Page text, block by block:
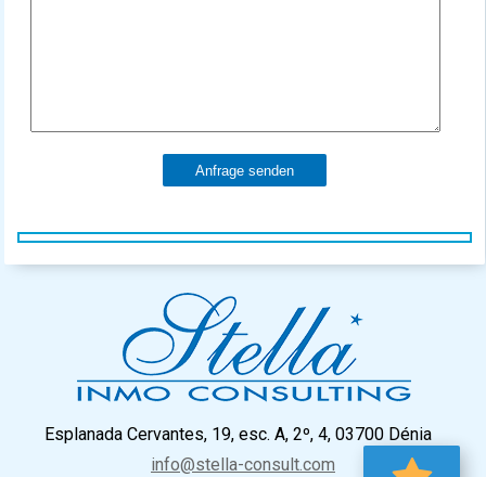
Anfrage senden
Esplanada Cervantes, 19, esc. A, 2º, 4, 03700 Dénia
info@stella-consult.com